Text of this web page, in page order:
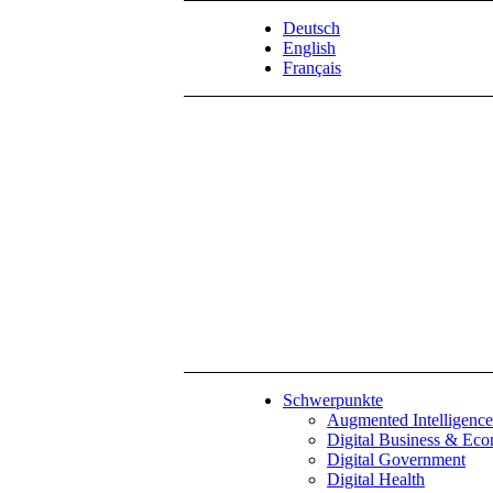
Deutsch
English
Français
Schwerpunkte
Augmented Intelligence
Digital Business &
Digital Government
Digital Health